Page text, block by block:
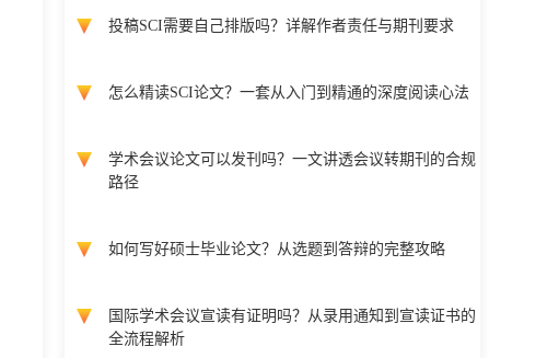
投稿SCI需要自己排版吗？详解作者责任与期刊要求
怎么精读SCI论文？一套从入门到精通的深度阅读心法
学术会议论文可以发刊吗？一文讲透会议转期刊的合规
路径
如何写好硕士毕业论文？从选题到答辩的完整攻略
国际学术会议宣读有证明吗？从录用通知到宣读证书的
全流程解析